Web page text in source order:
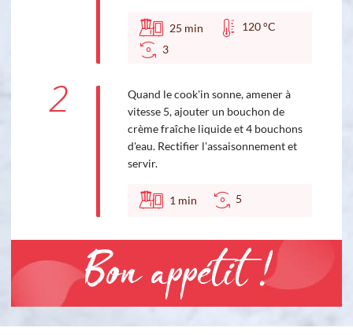
25 min
120 °C
3
2
Quand le cook'in sonne, amener à
vitesse 5, ajouter un bouchon de
crème fraîche liquide et 4 bouchons
d'eau. Rectifier l'assaisonnement et
servir.
1 min 5
Bon appétit !